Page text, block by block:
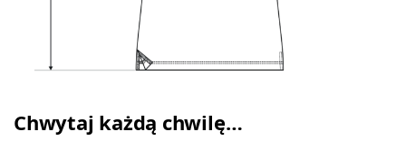
Chwytaj każdą chwilę…